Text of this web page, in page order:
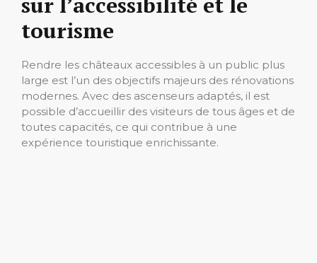
tourisme
Rendre les châteaux accessibles à un public plus
large est l’un des objectifs majeurs des rénovations
modernes. Avec des ascenseurs adaptés, il est
possible d’accueillir des visiteurs de tous âges et de
toutes capacités, ce qui contribue à une
expérience touristique enrichissante.